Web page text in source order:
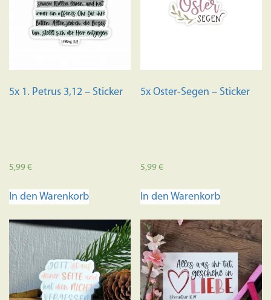
5x 1. Petrus 3,12 – Sticker
5,99€
In den Warenkorb
5x Oster-Segen – Sticker
5,99€
In den Warenkorb